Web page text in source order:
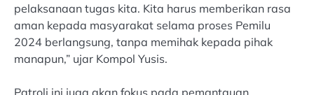
pelaksanaan tugas kita. Kita harus memberikan rasa
aman kepada masyarakat selama proses Pemilu
2024 berlangsung, tanpa memihak kepada pihak
manapun,” ujar Kompol Yusis.
Patroli ini juga akan fokus pada pemantauan